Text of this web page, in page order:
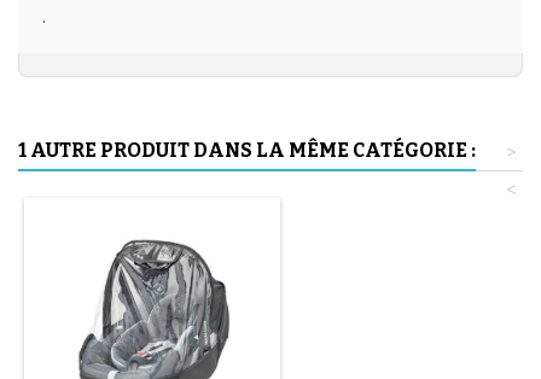
.
1 AUTRE PRODUIT DANS LA MÊME CATÉGORIE :
>
<